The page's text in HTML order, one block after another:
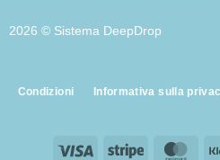
2026 © Sistema DeepDrop
Visa Stripe
Condizioni Informativa sulla